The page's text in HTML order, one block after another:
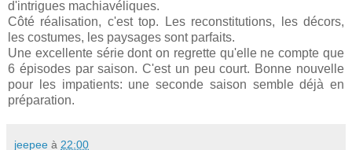
d'intrigues machiavéliques.
Côté réalisation, c'est top. Les reconstitutions, les décors,
les costumes, les paysages sont parfaits.
Une excellente série dont on regrette qu'elle ne compte que
6 épisodes par saison. C'est un peu court. Bonne nouvelle
pour les impatients: une seconde saison semble déjà en
préparation.
jeepee à 22:00